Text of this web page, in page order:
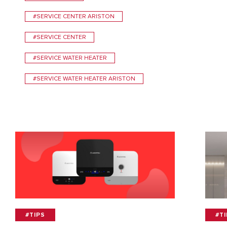
#SERVICE CENTER ARISTON
#SERVICE CENTER
#SERVICE WATER HEATER
#SERVICE WATER HEATER ARISTON
#TIPS